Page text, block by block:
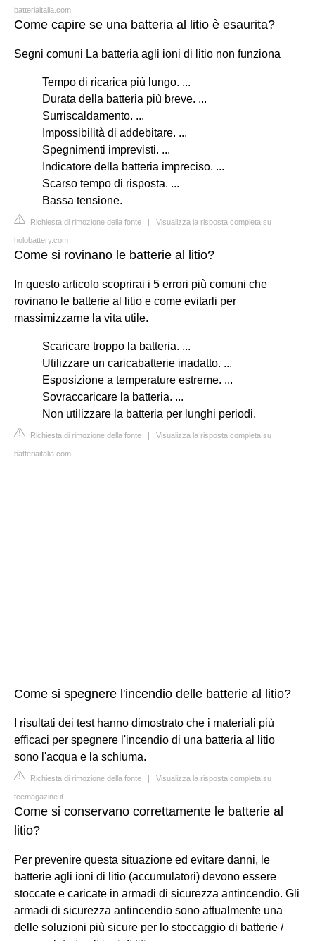
batteriaitalia.com
Come capire se una batteria al litio è esaurita?
Segni comuni La batteria agli ioni di litio non funziona
Tempo di ricarica più lungo. ...
Durata della batteria più breve. ...
Surriscaldamento. ...
Impossibilità di addebitare. ...
Spegnimenti imprevisti. ...
Indicatore della batteria impreciso. ...
Scarso tempo di risposta. ...
Bassa tensione.
Richiesta di rimozione della fonte | Visualizza la risposta completa su
holobattery.com
Come si rovinano le batterie al litio?
In questo articolo scoprirai i 5 errori più comuni che
rovinano le batterie al litio e come evitarli per
massimizzarne la vita utile.
Scaricare troppo la batteria. ...
Utilizzare un caricabatterie inadatto. ...
Esposizione a temperature estreme. ...
Sovraccaricare la batteria. ...
Non utilizzare la batteria per lunghi periodi.
Richiesta di rimozione della fonte | Visualizza la risposta completa su
batteriaitalia.com
Come si spegnere l'incendio delle batterie al litio?
I risultati dei test hanno dimostrato che i materiali più
efficaci per spegnere l'incendio di una batteria al litio
sono l'acqua e la schiuma.
Richiesta di rimozione della fonte | Visualizza la risposta completa su
tcemagazine.it
Come si conservano correttamente le batterie al
litio?
Per prevenire questa situazione ed evitare danni, le
batterie agli ioni di litio (accumulatori) devono essere
stoccate e caricate in armadi di sicurezza antincendio. Gli
armadi di sicurezza antincendio sono attualmente una
delle soluzioni più sicure per lo stoccaggio di batterie /